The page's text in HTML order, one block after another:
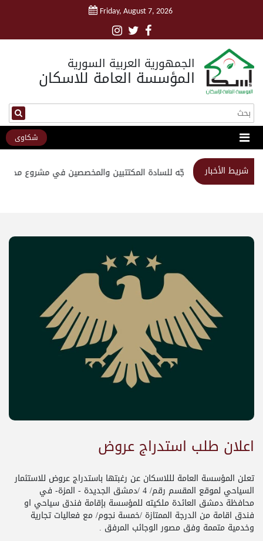
Friday, August 7, 2026
الجمهورية العربية السورية
المؤسسة العامة للاسكان
شكاوى
شريط الأخباراستبيان موجّه للسادة المكتتبين والمخصصين في مشروع
اعلان طلب استدراج عروض
تعلن المؤسسة العامة لللاسكان عن رغبتها باستدراج عروض للاستثمار
السياحي لموقع المقسم رقم/ 4 /دمشق الجديدة - المزة- في
محافظة دمشق العائدة ملكيته للمؤسسة بإقامة فندق سياحي او
فندق اقامة من الدرجة الممتازة /خمسة نجوم/ مع فعاليات تجارية
وخدمية متممة وفق مصور الوجائب المرفق .